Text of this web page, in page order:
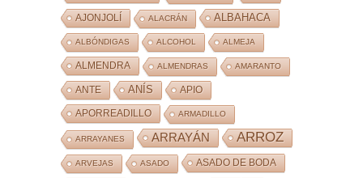
AJONJOLÍ ALACRÁN ALBAHACA
ALBÓNDIGAS ALCOHOL ALMEJA
ALMENDRA ALMENDRAS AMARANTO
ANTE ANÍS APIO
APORREADILLO ARMADILLO
ARRAYANES ARRAYÁN ARROZ
ARVEJAS ASADO ASADO DE BODA